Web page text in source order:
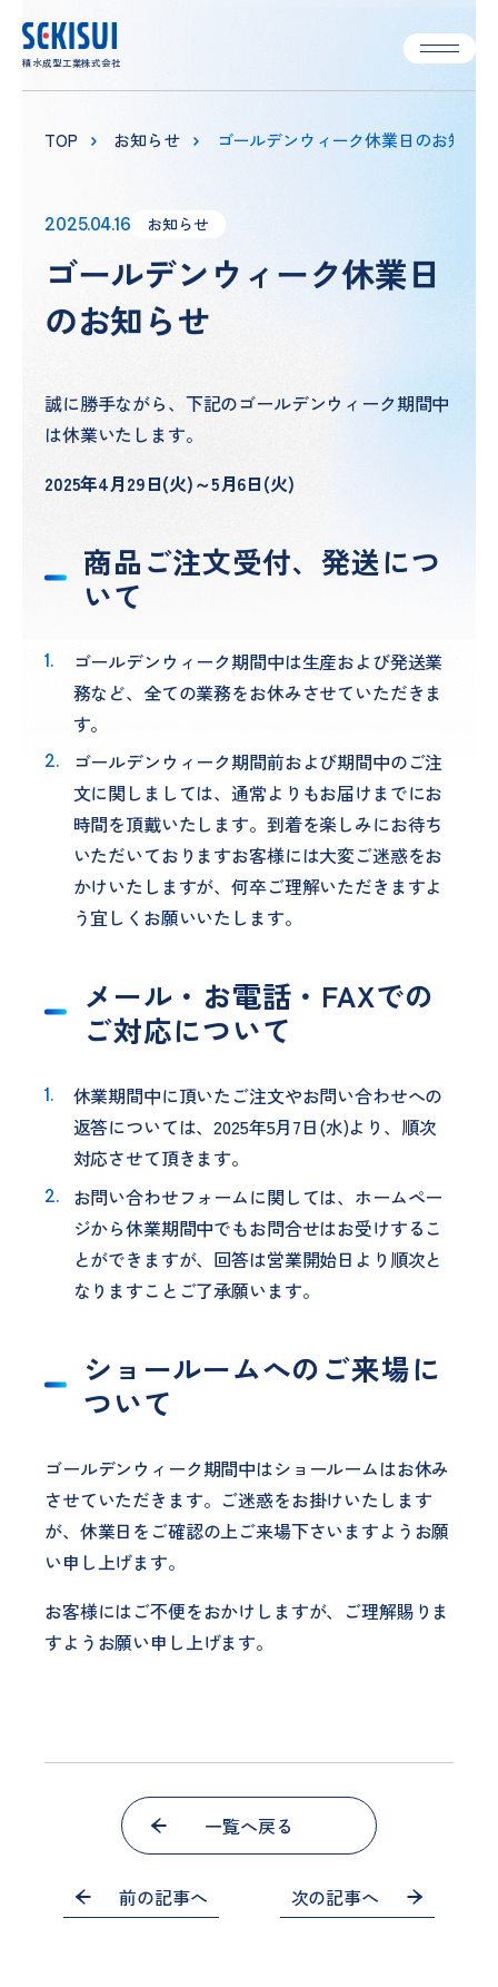
積水成型工業株式会社
トップメッセージ
経営理念
会社概要
関係会社
積水成型工業の歩み
成形技術 TOP
ブロー成形
押出成形
製品情報
製品情報 TOP
容器
畳（MIGUSA）
フォルテ
プレート・シート二次加工
ブロー成形特注品
防災・災害対策製品
サステナビリティ
サステナビリティ TOP
新着情報
採用情報
TOP お知らせ ゴールデンウィーク休業日のお知らせ
2025.04.16 お知らせ
ゴールデンウィーク休業日
のお知らせ
誠に勝手ながら、下記のゴールデンウィーク期間中
は休業いたします。
2025年4月29日(火)～5月6日(火)
商品ご注文受付、発送につ
いて
ゴールデンウィーク期間中は生産および発送業
務など、全ての業務をお休みさせていただきま
す。
ゴールデンウィーク期間前および期間中のご注
文に関しましては、通常よりもお届けまでにお
時間を頂戴いたします。到着を楽しみにお待ち
いただいておりますお客様には大変ご迷惑をお
かけいたしますが、何卒ご理解いただきますよ
う宜しくお願いいたします。
メール・お電話・FAXでの
ご対応について
休業期間中に頂いたご注文やお問い合わせへの
返答については、2025年5月7日(水)より、順次
対応させて頂きます。
お問い合わせフォームに関しては、ホームペー
ジから休業期間中でもお問合せはお受けするこ
とができますが、回答は営業開始日より順次と
なりますことご了承願います。
ショールームへのご来場に
ついて
ゴールデンウィーク期間中はショールームはお休み
させていただきます。ご迷惑をお掛けいたします
が、休業日をご確認の上ご来場下さいますようお願
い申し上げます。
お客様にはご不便をおかけしますが、ご理解賜りま
すようお願い申し上げます。
一覧へ戻る
前の記事へ 次の記事へ